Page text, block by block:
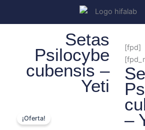
Setas
Psilocybe
cubensis –
Yeti
¡Oferta!
[fpd]
–